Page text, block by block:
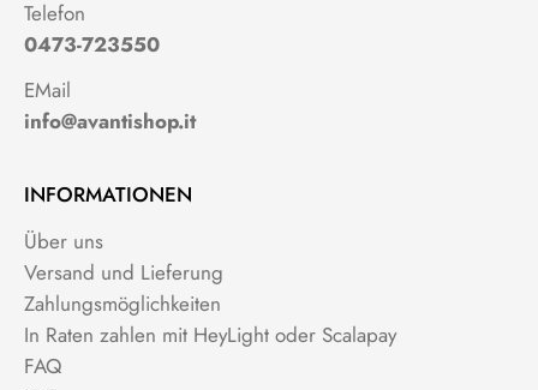
Telefon
0473-723550
EMail
info@avantishop.it
INFORMATIONEN
Über uns
Versand und Lieferung
Zahlungsmöglichkeiten
In Raten zahlen mit HeyLight oder Scalapay
FAQ